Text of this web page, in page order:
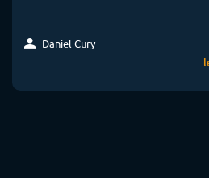
Daniel Cury